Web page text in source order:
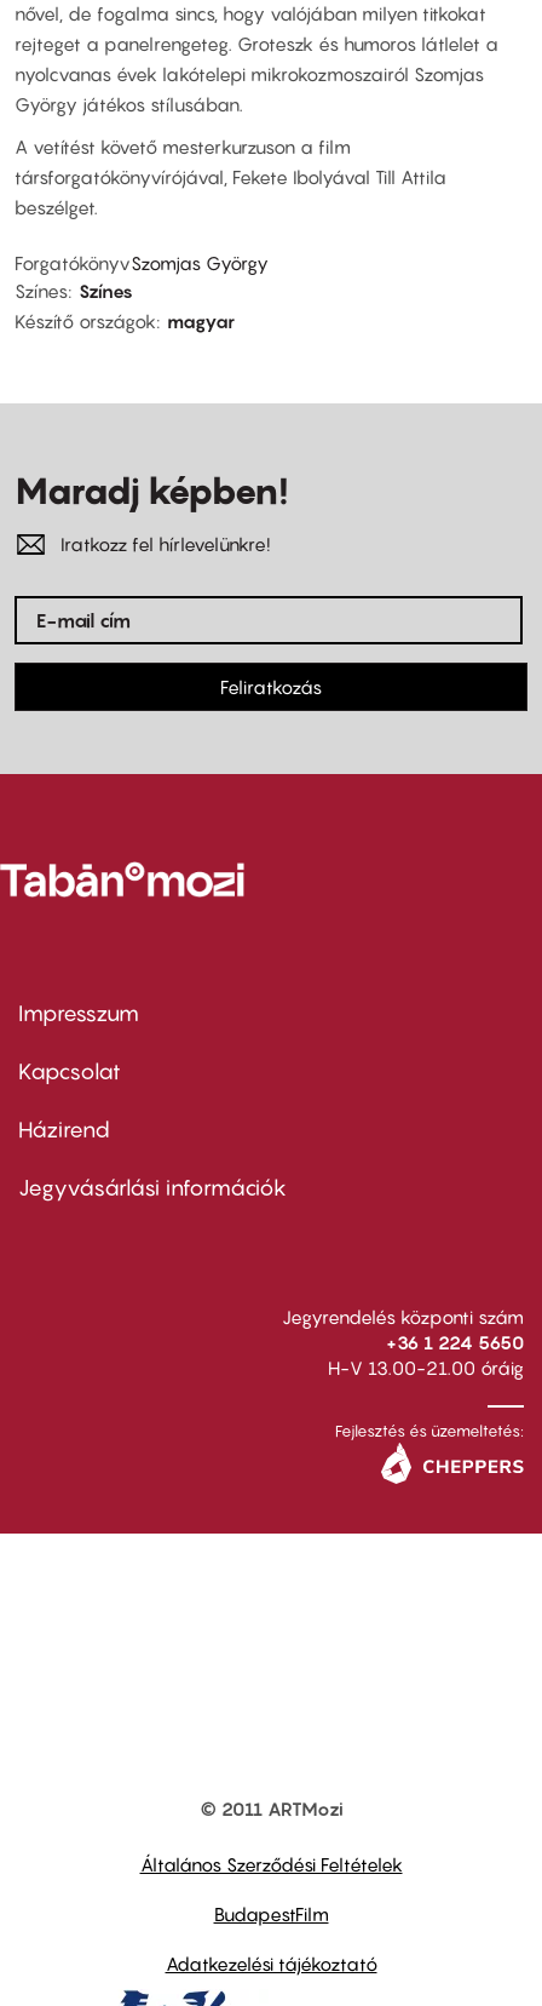
nővel, de fogalma sincs, hogy valójában milyen titkokat
rejteget a panelrengeteg. Groteszk és humoros látlelet a
nyolcvanas évek lakótelepi mikrokozmoszairól Szomjas
György játékos stílusában.
A vetítést követő mesterkurzuson a film
társforgatókönyvírójával, Fekete Ibolyával Till Attila
beszélget.
ForgatókönyvSzomjas György
Színes Színes
Készítő országok
magyar
Maradj képben!
Iratkozz fel hírlevelünkre!
Feliratkozás
Footer
first
Impresszum
Kapcsolat
Footer
second
Házirend
Jegyvásárlási információk
Jegyrendelés központi szám
+36 1 224 5650
H-V 13.00-21.00 óráig
Fejlesztés és üzemeltetés:
© 2011 ARTMozi
Általános Szerződési Feltételek
BudapestFilm
Adatkezelési tájékoztató